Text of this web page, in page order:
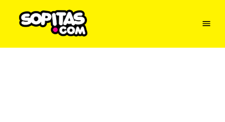
Menu